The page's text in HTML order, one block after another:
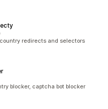
redirects and selectors
blocker, captcha bot blocker